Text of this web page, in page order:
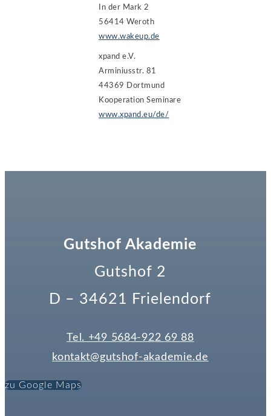
In der Mark 2
56414 Weroth
www.wakeup.de
xpand e.V.
Arminiusstr. 81
44369 Dortmund
Kooperation Seminare
www.xpand.eu/de/
Gutshof Akademie
Gutshof 2
D – 34621 Frielendorf
Tel. +49 5684-922 69 88
kontakt@gutshof-akademie.de
zu Google Maps